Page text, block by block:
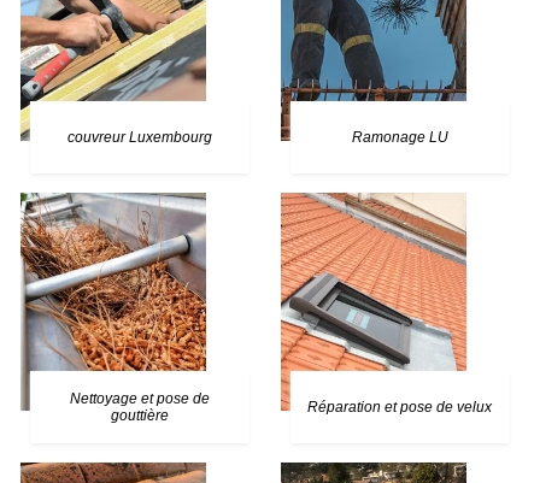
couvreur Luxembourg Ramonage LU
Nettoyage et pose de
gouttière
Réparation et pose de velux